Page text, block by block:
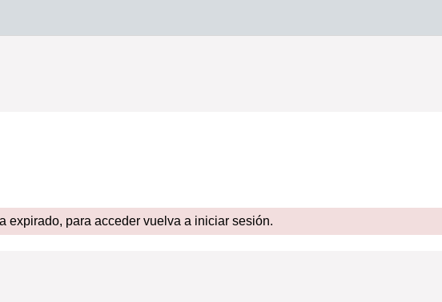
expirado, para acceder vuelva a iniciar sesión.